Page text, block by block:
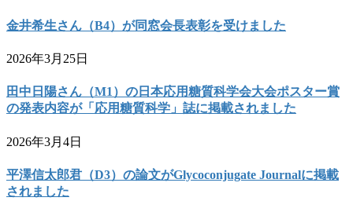
金井希生さん（B4）が同窓会長表彰を受けました
2026年3月25日
田中日陽さん（M1）の日本応用糖質科学会大会ポスター賞
の発表内容が「応用糖質科学」誌に掲載されました
2026年3月4日
平澤信太郎君（D3）の論文がGlycoconjugate Journalに掲載
されました